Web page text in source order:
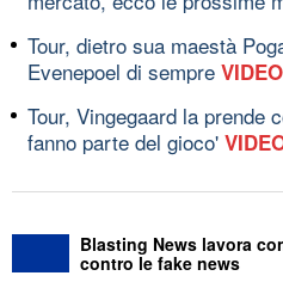
Tour, dietro sua maestà
Evenepoel di sempre VIDEO
Tour, Vingegaard la prende
fanno parte del gioco'
Blasting News lavora
contro le fake news